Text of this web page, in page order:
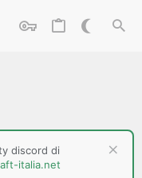
discord di
italia.net